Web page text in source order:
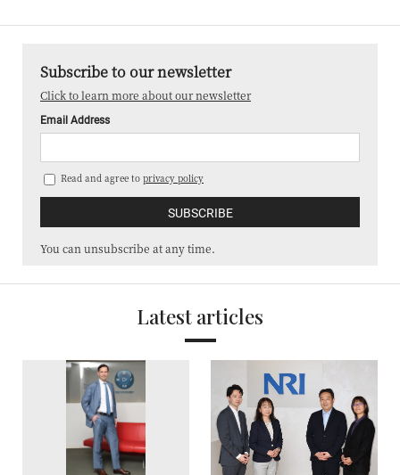
Subscribe to our newsletter
Click to learn more about our newsletter
Email Address
Read and agree to privacy policy
You can unsubscribe at any time.
Latest articles